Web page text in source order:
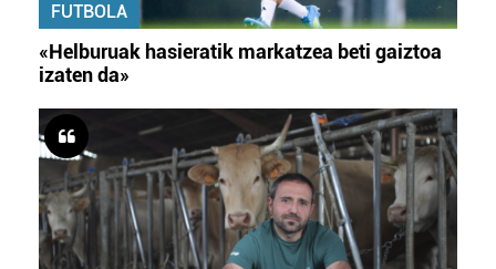
FUTBOLA
«Helburuak hasieratik markatzea beti gaiztoa
izaten da»